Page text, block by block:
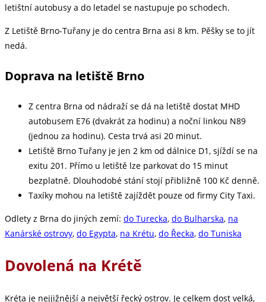
letištní autobusy a do letadel se nastupuje po schodech.
Z Letiště Brno-Tuřany je do centra Brna asi 8 km. Pěšky se to jít
nedá.
Doprava na letiště Brno
Z centra Brna od nádraží se dá na letiště dostat MHD
autobusem E76 (dvakrát za hodinu) a noční linkou N89
(jednou za hodinu). Cesta trvá asi 20 minut.
Letiště Brno Tuřany je jen 2 km od dálnice D1, sjíždí se na
exitu 201. Přímo u letiště lze parkovat do 15 minut
bezplatně. Dlouhodobé stání stojí přibližně 100 Kč denně.
Taxíky mohou na letiště zajíždět pouze od firmy City Taxi.
Odlety z Brna do jiných zemí: do Turecka, do Bulharska, na
Kanárské ostrovy, do Egypta, na Krétu, do Řecka, do Tuniska
Dovolená na Krétě
Kréta je nejjižnější a největší řecký ostrov. Je celkem dost velká,